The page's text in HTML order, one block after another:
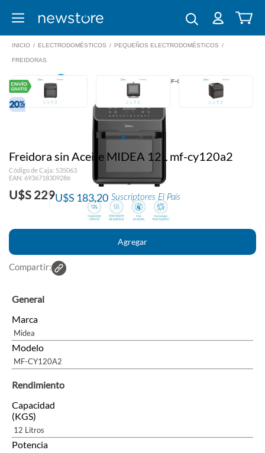
INICIO / ELECTRODOMÉSTICOS / PEQUEÑOS ELECTRODOMÉSTICOS /
FREIDORAS
Freidora sin Aceite MIDEA 12L mf-cy120a2
Código de Caja: 535063
EAN: 6936718309286
U$S 229 Suscriptores El País
U$S 183,20
Compartir:
General
Marca
Midea
Modelo
MF-CY120A2
Rendimiento
Capacidad
(KGS)
12 Litros
Potencia